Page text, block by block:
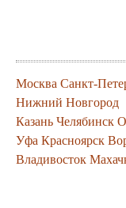
Москва Санкт-
Нижний Новгород
Казань Челябинск
Уфа Красноярск
Владивосток